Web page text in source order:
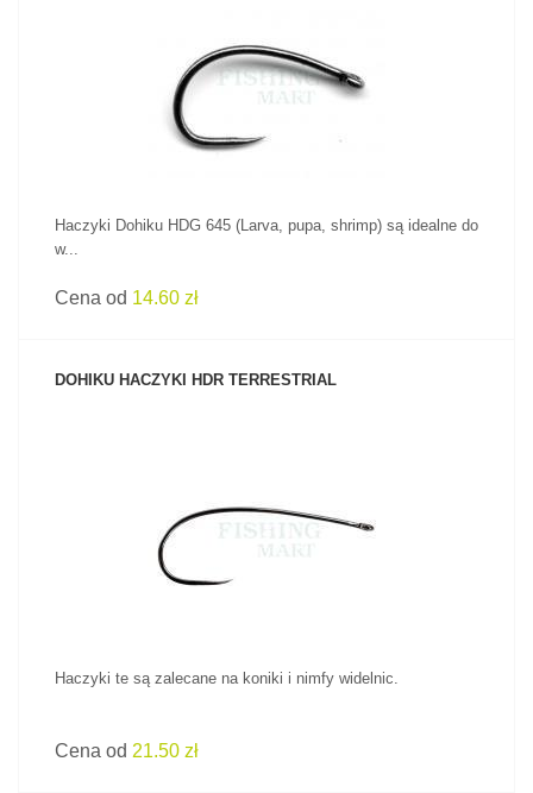
ZOBACZ PRODUKT
Haczyki Dohiku HDG 645 (Larva, pupa, shrimp) są idealne do
w...
Cena od 14.60 zł
DOHIKU HACZYKI HDR TERRESTRIAL
Haczyki te są zalecane na koniki i nimfy widelnic.
Cena od 21.50 zł